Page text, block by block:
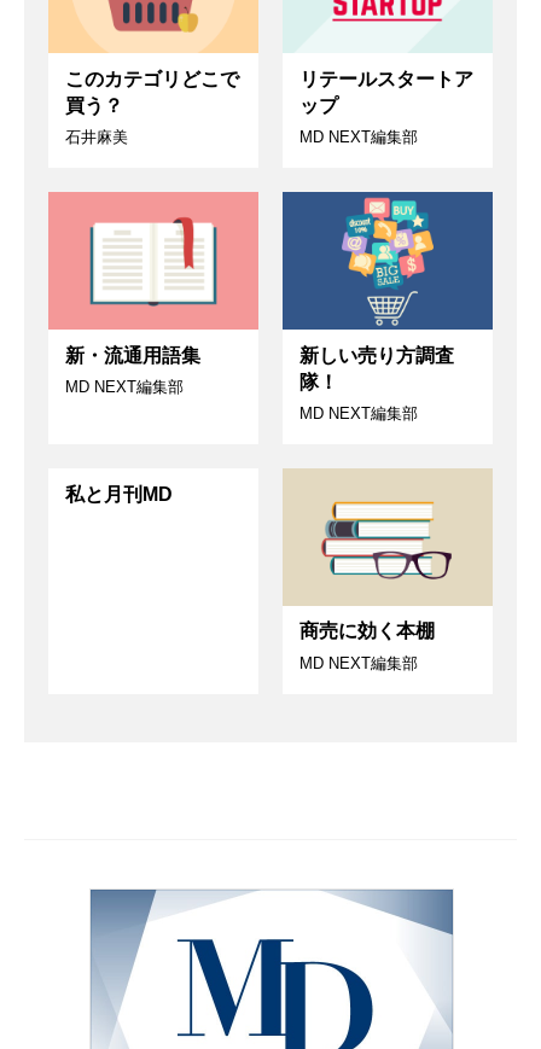
このカテゴリどこで
買う？
石井麻美
リテールスタートア
ップ
MD NEXT編集部
新・流通用語集
MD NEXT編集部
新しい売り方調査
隊！
MD NEXT編集部
私と月刊MD
商売に効く本棚
MD NEXT編集部